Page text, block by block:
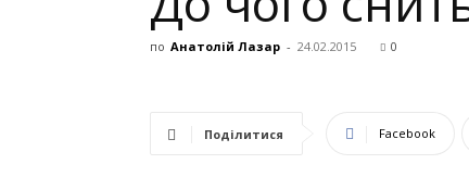
по Анатолій Лазар - 24.02.2015 0
Поділитися Facebook